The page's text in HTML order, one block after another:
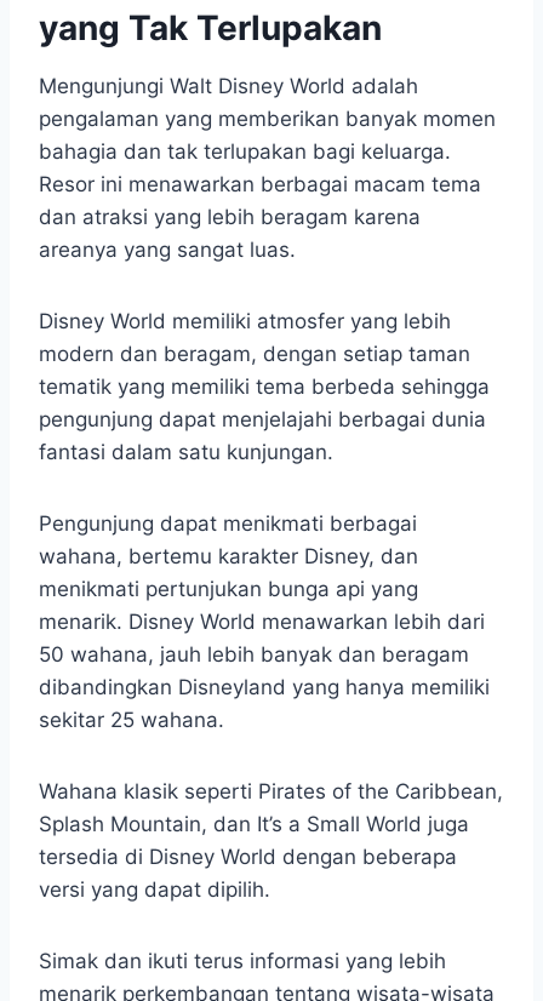
yang Tak Terlupakan
Mengunjungi Walt Disney World adalah
pengalaman yang memberikan banyak momen
bahagia dan tak terlupakan bagi keluarga.
Resor ini menawarkan berbagai macam tema
dan atraksi yang lebih beragam karena
areanya yang sangat luas.
Disney World memiliki atmosfer yang lebih
modern dan beragam, dengan setiap taman
tematik yang memiliki tema berbeda sehingga
pengunjung dapat menjelajahi berbagai dunia
fantasi dalam satu kunjungan.
Pengunjung dapat menikmati berbagai
wahana, bertemu karakter Disney, dan
menikmati pertunjukan bunga api yang
menarik. Disney World menawarkan lebih dari
50 wahana, jauh lebih banyak dan beragam
dibandingkan Disneyland yang hanya memiliki
sekitar 25 wahana.
Wahana klasik seperti Pirates of the Caribbean,
Splash Mountain, dan It’s a Small World juga
tersedia di Disney World dengan beberapa
versi yang dapat dipilih.
Simak dan ikuti terus informasi yang lebih
menarik perkembangan tentang wisata-wisata